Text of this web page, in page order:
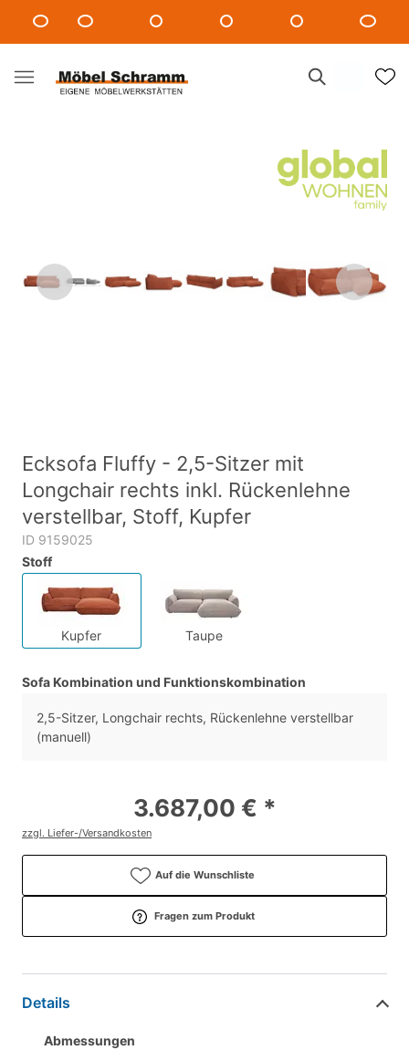
Ecksofa Fluffy - 2,5-Sitzer mit
Longchair rechts inkl. Rückenlehne
verstellbar, Stoff, Kupfer
ID 9159025
Stoff
Kupfer Taupe
Sofa Kombination und Funktionskombination
2,5-Sitzer, Longchair rechts, Rückenlehne verstellbar
(manuell)
3.687,00 € *
zzgl. Liefer-/Versandkosten
Auf die Wunschliste
Fragen zum Produkt
Details
Abmessungen